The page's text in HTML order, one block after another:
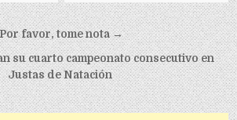
Por favor, tome nota →
su cuarto campeonato consecutivo en
Justas de Natación